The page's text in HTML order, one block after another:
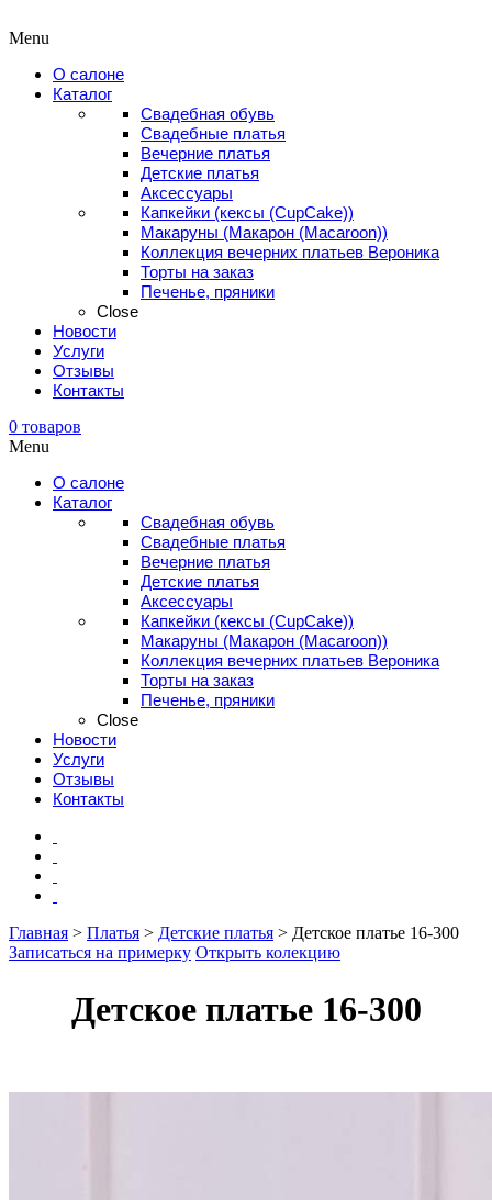
Menu
О салоне
Каталог
Свадебная обувь
Свадебные платья
Вечерние платья
Детские платья
Аксессуары
Капкейки (кексы (CupCake))
Макаруны (Макарон (Мacaroon))
Коллекция вечерних платьев Вероника
Торты на заказ
Печенье, пряники
Close
Новости
Услуги
Отзывы
Контакты
0 товаров
Menu
О салоне
Каталог
Свадебная обувь
Свадебные платья
Вечерние платья
Детские платья
Аксессуары
Капкейки (кексы (CupCake))
Макаруны (Макарон (Мacaroon))
Коллекция вечерних платьев Вероника
Торты на заказ
Печенье, пряники
Close
Новости
Услуги
Отзывы
Контакты
Главная > Платья > Детские платья > Детское платье 16-300
Записаться на примерку Открыть колекцию
Детское платье 16-300